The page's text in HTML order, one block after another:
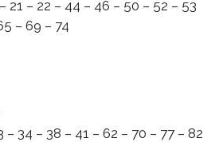
21 – 22 – 44 – 46 – 50 – 52 – 53
– 69 – 74
– 34 – 38 – 41 – 62 – 70 – 77 – 82